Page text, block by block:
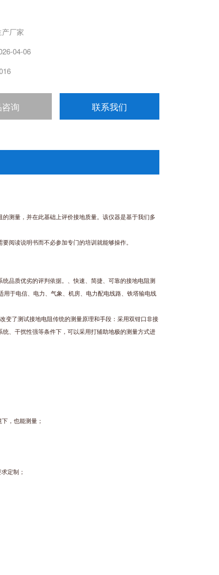
产厂家
04-06
询 联系我们
的测量，并在此基础上评价接地质量。该仪器是基于我们多
阅读说明书而不必参加专门的培训就能够操作。
品质优劣的评判依据。、快速、简捷、可靠的接地电阻测
用于电信、电力、气象、机房、电力配电线路、铁塔输电线
变了测试接地电阻传统的测量原理和手段：采用双钳口非接
、干扰性强等条件下，可以采用打辅助地极的测量方式进
，也能测量；
定制；